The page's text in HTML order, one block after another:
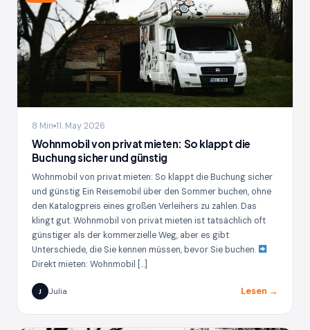
8 Min 11. May 2026
Wohnmobil von privat mieten: So klappt die
Buchung sicher und günstig
Wohnmobil von privat mieten: So klappt die Buchung sicher
und günstig Ein Reisemobil über den Sommer buchen, ohne
den Katalogpreis eines großen Verleihers zu zahlen. Das
klingt gut. Wohnmobil von privat mieten ist tatsächlich oft
günstiger als der kommerzielle Weg, aber es gibt
Unterschiede, die Sie kennen müssen, bevor Sie buchen.
Direkt mieten: Wohnmobil […]
J Julia Lesen →